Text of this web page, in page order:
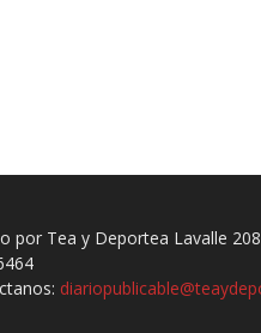
por Tea y Deportea Lavalle